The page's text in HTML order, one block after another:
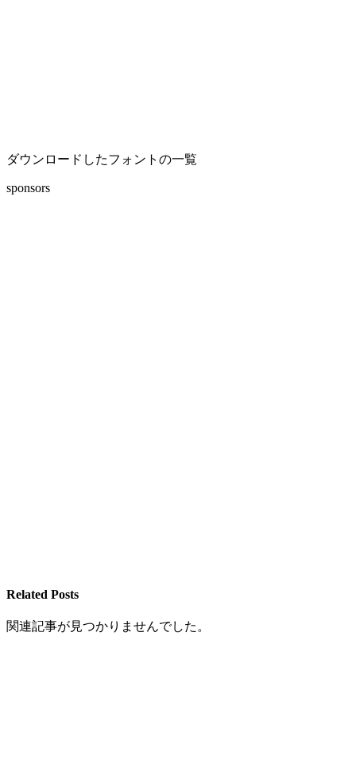
ダウンロードしたフォントの一覧
sponsors
Related Posts
関連記事が見つかりませんでした。